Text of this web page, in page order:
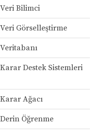
Veri Bilimci
Veri Görselleştirme
Veritabanı
Karar Destek Sistemleri
Karar Ağacı
Derin Öğrenme